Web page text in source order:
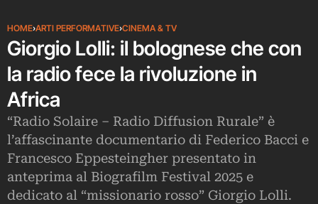
HOME›ARTI PERFORMATIVE›CINEMA & TV
Giorgio Lolli: il bolognese che con
la radio fece la rivoluzione in
Africa
“Radio Solaire – Radio Diffusion Rurale” è
l’affascinante documentario di Federico Bacci e
Francesco Eppesteingher presentato in
anteprima al Biografilm Festival 2025 e
dedicato al “missionario rosso” Giorgio Lolli.